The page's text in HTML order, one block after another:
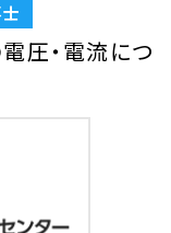
圧・電流につ